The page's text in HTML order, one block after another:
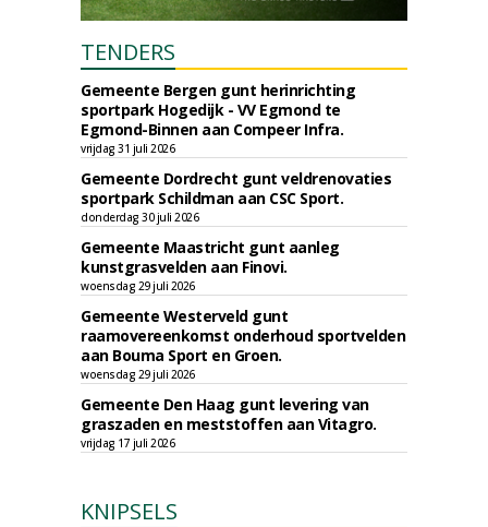
TENDERS
Gemeente Bergen gunt herinrichting
sportpark Hogedijk - VV Egmond te
Egmond-Binnen aan Compeer Infra.
vrijdag 31 juli 2026
Gemeente Dordrecht gunt veldrenovaties
sportpark Schildman aan CSC Sport.
donderdag 30 juli 2026
Gemeente Maastricht gunt aanleg
kunstgrasvelden aan Finovi.
woensdag 29 juli 2026
Gemeente Westerveld gunt
raamovereenkomst onderhoud sportvelden
aan Bouma Sport en Groen.
woensdag 29 juli 2026
Gemeente Den Haag gunt levering van
graszaden en meststoffen aan Vitagro.
vrijdag 17 juli 2026
KNIPSELS